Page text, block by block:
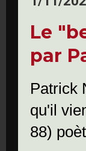
Le
par
Patrick
qu'il
88)